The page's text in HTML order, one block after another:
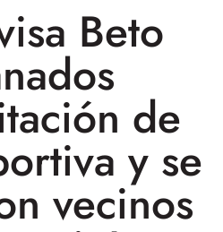
Beto
de
y se
vecinos